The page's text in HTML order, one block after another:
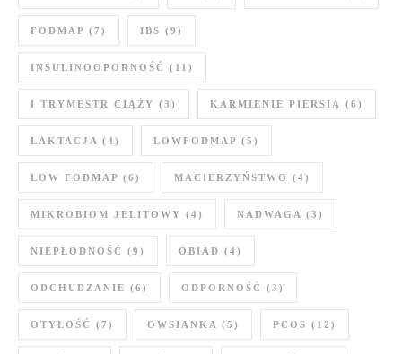
FODMAP (7) IBS (9)
INSULINOOPORNOŚĆ (11)
I TRYMESTR CIĄŻY (3) KARMIENIE PIERSIĄ (6)
LAKTACJA (4) LOWFODMAP (5)
LOW FODMAP (6) MACIERZYŃSTWO (4)
MIKROBIOM JELITOWY (4) NADWAGA (3)
NIEPŁODNOŚĆ (9) OBIAD (4)
ODCHUDZANIE (6) ODPORNOŚĆ (3)
OTYŁOŚĆ (7) OWSIANKA (5) PCOS (12)